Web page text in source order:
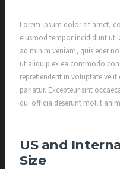
Lorem ipsum dolor sit amet,
eiusmod tempor incididunt ut
ad minim veniam, quis eder
ut aliquip ex ea commodo
reprehenderit in voluptate
pariatur. Excepteur sint
qui officia deserunt mollit
US and
Size